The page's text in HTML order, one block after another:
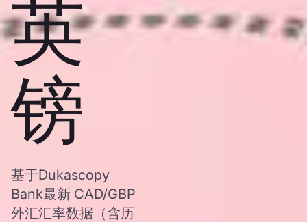
英
镑
基于Dukascopy
Bank最新 CAD/GBP
外汇汇率数据（含历